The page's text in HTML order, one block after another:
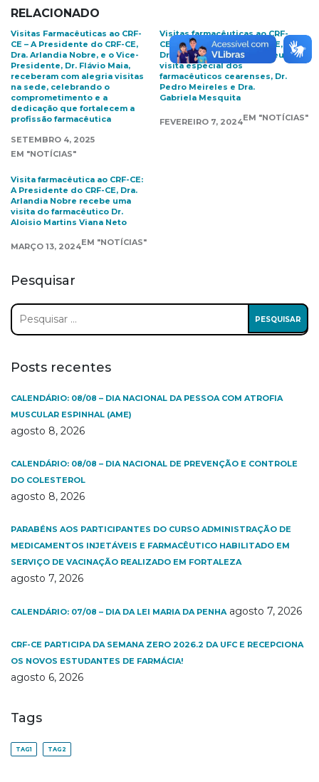
RELACIONADO
Visitas Farmacêuticas ao CRF-
CE – A Presidente do CRF-CE,
Dra. Arlandia Nobre, e o Vice-
Presidente, Dr. Flávio Maia,
receberam com alegria visitas
na sede, celebrando o
comprometimento e a
dedicação que fortalecem a
profissão farmacêutica
SETEMBRO 4, 2025
EM "NOTÍCIAS"
Visitas farmacêuticas ao CRF-
CE: A Presidente do CRF-CE,
Dra. Arlandia Nobre recebeu a
visita especial dos
farmacêuticos cearenses, Dr.
Pedro Meireles e Dra.
Gabriela Mesquita
FEVEREIRO 7, 2024EM "NOTÍCIAS"
Visita farmacêutica ao CRF-CE:
A Presidente do CRF-CE, Dra.
Arlandia Nobre recebe uma
visita do farmacêutico Dr.
Aloisio Martins Viana Neto
MARÇO 13, 2024EM "NOTÍCIAS"
Pesquisar
Pesquisar
por:
Posts recentes
CALENDÁRIO: 08/08 – DIA NACIONAL DA PESSOA COM ATROFIA
MUSCULAR ESPINHAL (AME)
agosto 8, 2026
CALENDÁRIO: 08/08 – DIA NACIONAL DE PREVENÇÃO E CONTROLE
DO COLESTEROL
agosto 8, 2026
PARABÉNS AOS PARTICIPANTES DO CURSO ADMINISTRAÇÃO DE
MEDICAMENTOS INJETÁVEIS E FARMACÊUTICO HABILITADO EM
SERVIÇO DE VACINAÇÃO REALIZADO EM FORTALEZA
agosto 7, 2026
CALENDÁRIO: 07/08 – DIA DA LEI MARIA DA PENHA agosto 7, 2026
CRF-CE PARTICIPA DA SEMANA ZERO 2026.2 DA UFC E RECEPCIONA
OS NOVOS ESTUDANTES DE FARMÁCIA!
agosto 6, 2026
Tags
TAG1 TAG2